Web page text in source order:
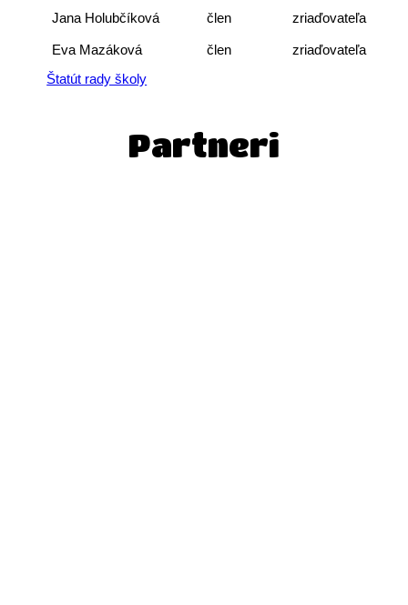
Jana Holubčíková člen zriaďovateľa
Eva Mazáková člen
zriaďovateľa
Štatút rady školy
Partneri